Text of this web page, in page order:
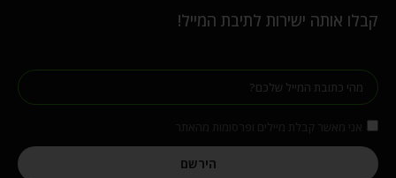
קבלו אותה ישירות לתיבת המייל!
הירשם